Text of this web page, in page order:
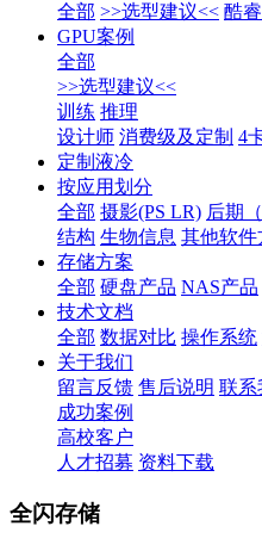
全部 >>选型建议<< 酷
GPU案例
全部
>>选型建议<<
训练 推理
设计师 消费级及定制 4
定制液冷
按应用划分
全部 摄影(PS LR) 后期
结构 生物信息 其他软件
存储方案
全部 硬盘产品 NAS产品
技术文档
全部 数据对比 操作系统
关于我们
留言反馈 售后说明 联系
成功案例
高校客户
人才招募 资料下载
全闪存储